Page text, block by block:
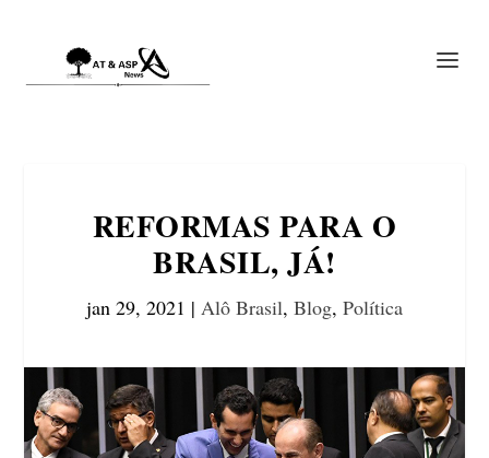
REFORMAS PARA O
BRASIL, JÁ!
jan 29, 2021 | Alô Brasil, Blog, Política